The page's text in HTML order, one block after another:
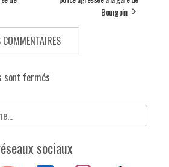
Bourgoin
COMMENTAIRES
sont fermés
sociaux